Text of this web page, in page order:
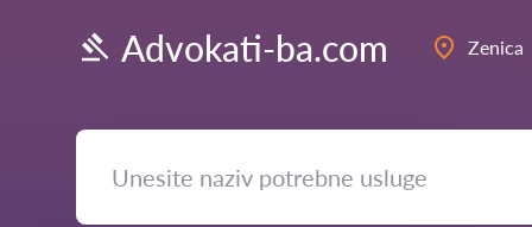
Advokati-ba.com Zenica